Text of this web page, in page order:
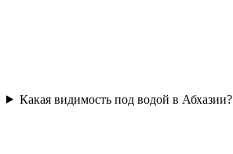
Какая видимость под водой в Абхазии?